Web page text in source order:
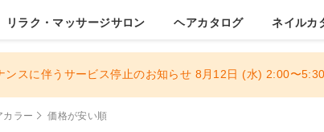
リラク・マッサージサロン ヘアカタログ ネイルカ
ンスに伴うサービス停止のお知らせ 8月12日 (水) 2:00〜5:30
カラー 価格が安い順